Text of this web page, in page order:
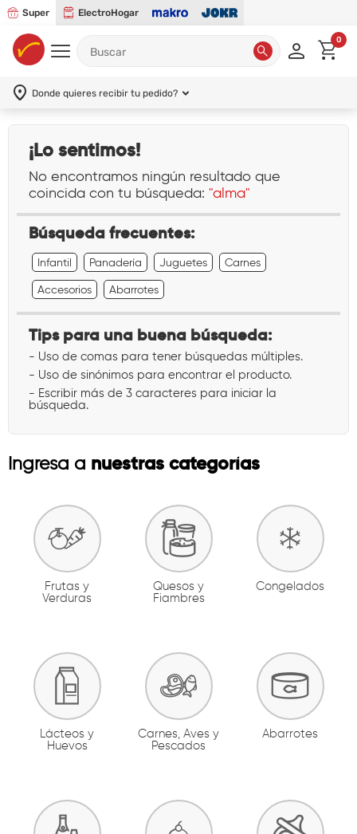
Super ElectroHogar
0
Donde quieres recibir tu pedido?
¡Lo sentimos!
No encontramos ningún resultado que
coincida con tu búsqueda: "alma"
Búsqueda frecuentes:
Infantil Panadería Juguetes Carnes
Accesorios Abarrotes
Tips para una buena búsqueda:
- Uso de comas para tener búsquedas múltiples.
- Uso de sinónimos para encontrar el producto.
- Escribir más de 3 caracteres para iniciar la
búsqueda.
Ingresa a nuestras categorías
Frutas y
Verduras
Quesos y
Fiambres
Congelados
Lácteos y
Huevos
Carnes, Aves y
Pescados
Abarrotes